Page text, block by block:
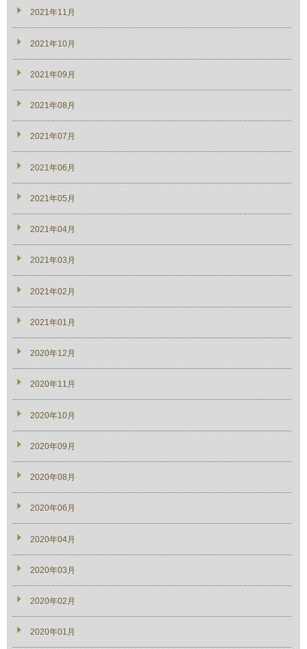
2021年11月
2021年10月
2021年09月
2021年08月
2021年07月
2021年06月
2021年05月
2021年04月
2021年03月
2021年02月
2021年01月
2020年12月
2020年11月
2020年10月
2020年09月
2020年08月
2020年06月
2020年04月
2020年03月
2020年02月
2020年01月